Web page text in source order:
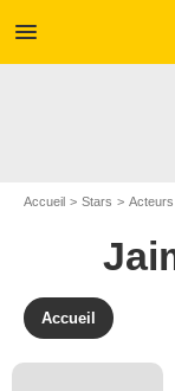
menu
Accueil Stars Acteurs
Accueil